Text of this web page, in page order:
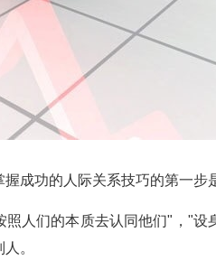
成功的人际关系技巧的第一步
照人们的本质去认同他们"，"
。